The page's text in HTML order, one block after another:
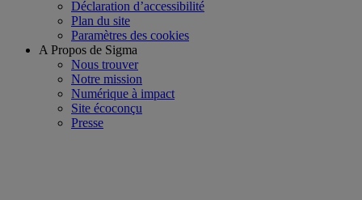
Déclaration d’accessibilité
Plan du site
Paramètres des cookies
A Propos de Sigma
Nous trouver
Notre mission
Numérique à impact
Site écoconçu
Presse